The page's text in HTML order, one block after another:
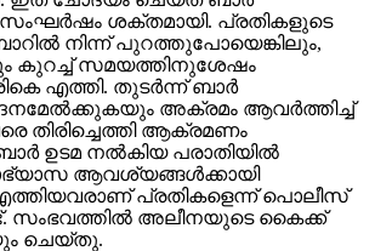
സംഘര്‍ഷം ശക്തമായി. പ്രതികളുടെ
നിന്ന് പുറത്തുപോയെങ്കിലും,
കുറച്ച് സമയത്തിനുശേഷം
എത്തി. തുടര്‍ന്ന് ബാര്‍
അക്രമം ആവര്‍ത്തിച്ച്
ആക്രമണം
ഉടമ നല്‍കിയ പരാതിയില്‍
ആവശ്യങ്ങള്‍ക്കായി
പ്രതികളെന്ന് പൊലീസ്
സംഭവത്തില്‍ അലീനയുടെ കൈക്ക്
ചെയ്തു.